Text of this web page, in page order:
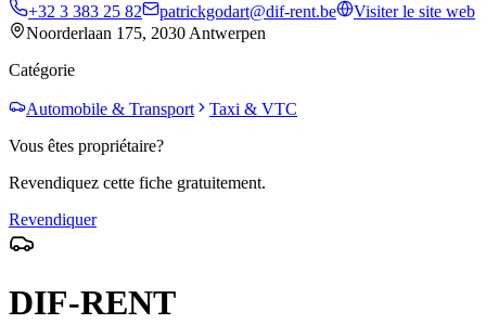
+32 3 383 25 82 patrickgodart@dif-rent.be
Visiter le site web
Noorderlaan 175, 2030 Antwerpen
Catégorie
Automobile & Transport
Taxi & VTC
Vous êtes propriétaire?
Revendiquez cette fiche gratuitement.
Revendiquer
DIF-RENT